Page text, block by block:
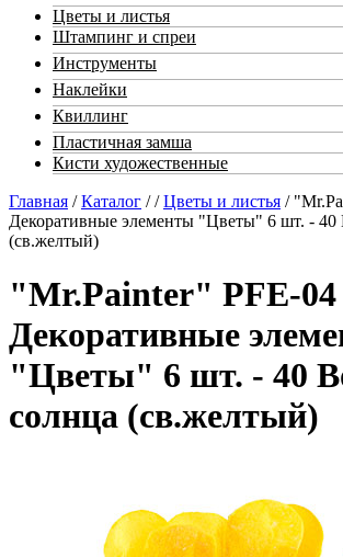
Цветы и листья
Штампинг и спреи
Инструменты
Наклейки
Квиллинг
Пластичная замша
Кисти художественные
Главная /Каталог //Цветы и листья /
Декоративные элементы "Цветы" 6 шт. - 40
(св.желтый)
"Mr.Painter" PFE-04
Декоративные
"Цветы" 6 шт. - 40
солнца (св.желтый)